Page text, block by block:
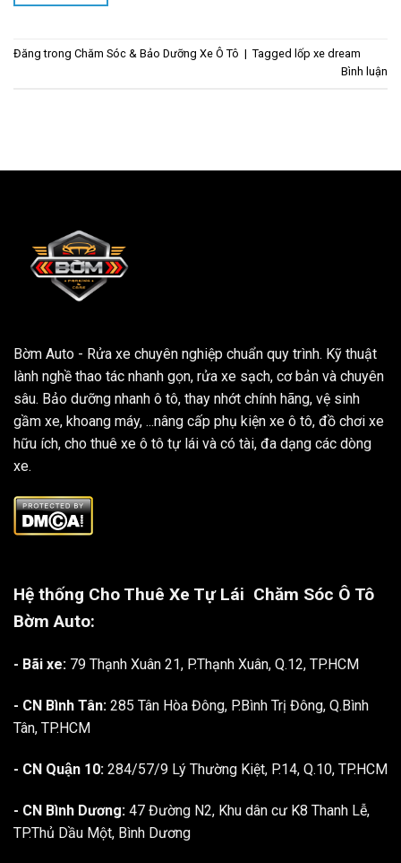
Đăng trong Chăm Sóc & Bảo Dưỡng Xe Ô Tô | Tagged lốp xe dream
Bình luận
Bờm Auto - Rửa xe chuyên nghiệp chuẩn quy trình. Kỹ thuật
lành nghề thao tác nhanh gọn, rửa xe sạch, cơ bản và chuyên
sâu. Bảo dưỡng nhanh ô tô, thay nhớt chính hãng, vệ sinh
gầm xe, khoang máy, ...nâng cấp phụ kiện xe ô tô, đồ chơi xe
hữu ích, cho thuê xe ô tô tự lái và có tài, đa dạng các dòng
xe.
Hệ thống Cho Thuê Xe Tự Lái Chăm Sóc Ô Tô
Bờm Auto:
- Bãi xe: 79 Thạnh Xuân 21, P.Thạnh Xuân, Q.12, TP.HCM
- CN Bình Tân: 285 Tân Hòa Đông, P.Bình Trị Đông, Q.Bình
Tân, TP.HCM
- CN Quận 10: 284/57/9 Lý Thường Kiệt, P.14, Q.10, TP.HCM
- CN Bình Dương: 47 Đường N2, Khu dân cư K8 Thanh Lễ,
TP.Thủ Dầu Một, Bình Dương